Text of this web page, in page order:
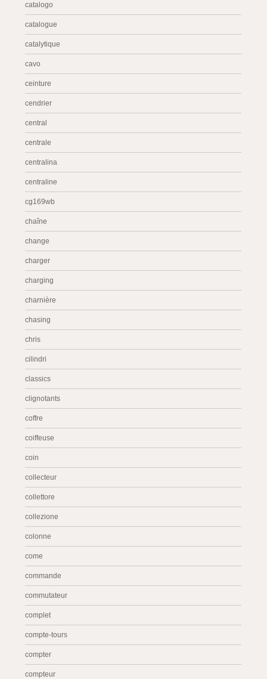
catalogo
catalogue
catalytique
cavo
ceinture
cendrier
central
centrale
centralina
centraline
cg169wb
chaîne
change
charger
charging
charnière
chasing
chris
cilindri
classics
clignotants
coffre
coiffeuse
coin
collecteur
collettore
collezione
colonne
come
commande
commutateur
complet
compte-tours
compter
compteur